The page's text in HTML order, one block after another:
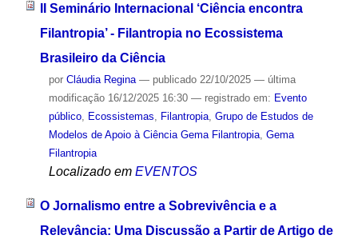
II Seminário Internacional ‘Ciência encontra
Filantropia’ - Filantropia no Ecossistema
Brasileiro da Ciência
por Cláudia Regina — publicado22/10/2025 — última
modificação16/12/2025 16:30 — registrado em: Evento
público, Ecossistemas, Filantropia, Grupo de Estudos de
Modelos de Apoio à Ciência Gema Filantropia, Gema
Filantropia
Localizado em EVENTOS
O Jornalismo entre a Sobrevivência e a
Relevância: Uma Discussão a Partir de Artigo de